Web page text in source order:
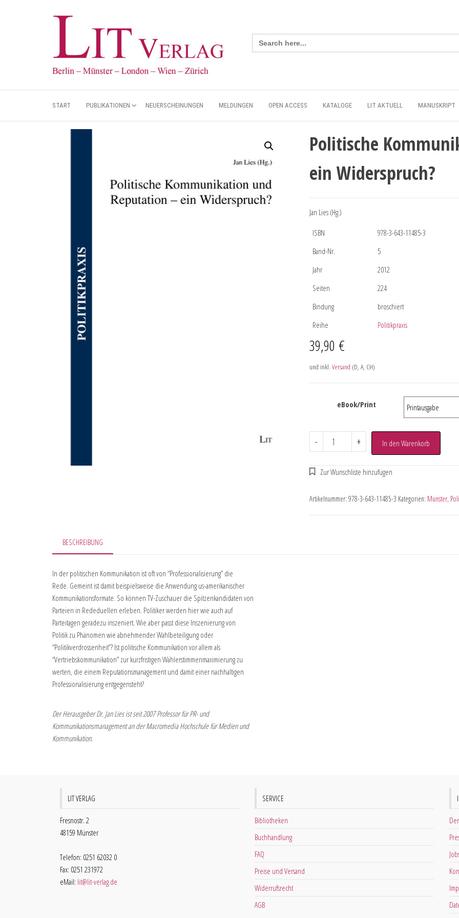
Search
for:
START PUBLIKATIONEN NEUERSCHEINUNGEN MELDUNGEN OPEN ACCESS KATALOGE LIT AKTUELL MANUSKRIPT
Politische
ein Widerspruch?
Jan Lies (Hg.)
ISBN
978-3-643-11485-3
Band-Nr.
5
Jahr
2012
Seiten
224
Bindung
broschiert
Reihe
Politikpraxis
39,90 €
und inkl. Versand (D, A, CH)
eBook/Print
- + In den Warenkorb
Artikelnummer: 978-3-643-11485-3 Kategorien: Münster,
BESCHREIBUNG
In der politischen Kommunikation ist oft von “Professionalisierung” die
Rede. Gemeint ist damit beispielsweise die Anwendung us-amerikanischer
Kommunikationsformate. So können TV-Zuschauer die Spitzenkandidaten von
Parteien in Rededuellen erleben. Politiker werden hier wie auch auf
Parteitagen geradezu inszeniert. Wie aber passt diese Inszenierung von
Politik zu Phänomen wie abnehmender Wahlbeteiligung oder
“Politikverdrossenheit”? Ist politische Kommunikation vor allem als
“Vertriebskommunikation” zur kurzfristigen Wählerstimmenmaximierung zu
werten, die einem Reputationsmanagement und damit einer nachhaltigen
Professionalisierung entgegensteht?
Der Herausgeber Dr. Jan Lies ist seit 2007 Professor für PR- und
Kommunikationsmanagement an der Macromedia Hochschule für Medien und
Kommunikation.
LIT VERLAG
Fresnostr. 2
48159 Münster
Telefon: 0251 62032 0
Fax: 0251 231972
eMail: lit@lit-verlag.de
SERVICE
Bibliotheken
Buchhandlung
FAQ
Preise und Versand
Widerrufsrecht
AGB